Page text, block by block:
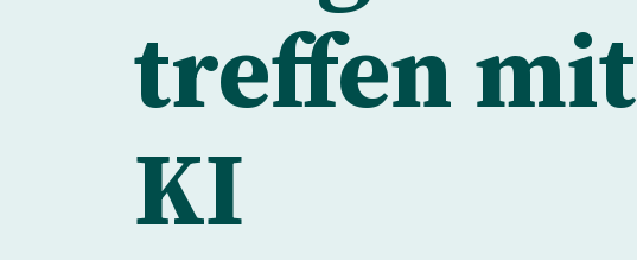
treffen mit
KI